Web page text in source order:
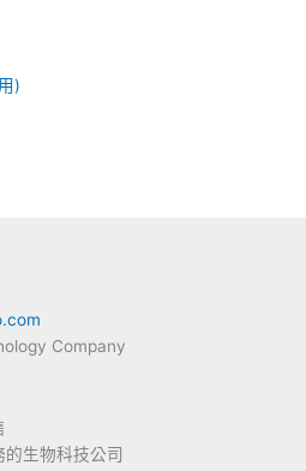
)
Company
生物科技公司